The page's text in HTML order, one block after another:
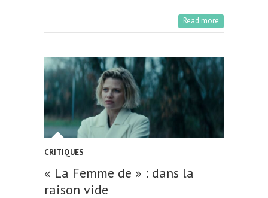
Read more
CRITIQUES
« La Femme de » : dans la
raison vide